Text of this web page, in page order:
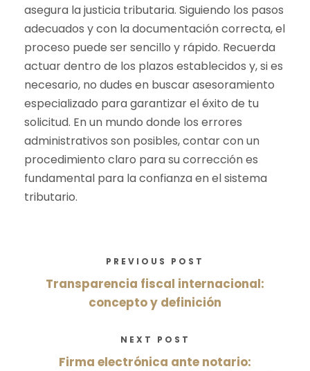
asegura la justicia tributaria. Siguiendo los pasos
adecuados y con la documentación correcta, el
proceso puede ser sencillo y rápido. Recuerda
actuar dentro de los plazos establecidos y, si es
necesario, no dudes en buscar asesoramiento
especializado para garantizar el éxito de tu
solicitud. En un mundo donde los errores
administrativos son posibles, contar con un
procedimiento claro para su corrección es
fundamental para la confianza en el sistema
tributario.
PREVIOUS POST
Transparencia fiscal internacional:
concepto y definición
NEXT POST
Firma electrónica ante notario: